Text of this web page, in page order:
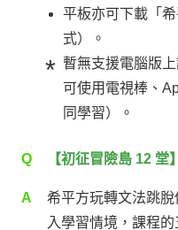
平板亦可下載「
式）。
暫無支援電腦版
可使用電視棒、
同學習）。
Q 【初征冒險島 12 堂】
A
希平方玩轉文法跳
入學習情境，課程